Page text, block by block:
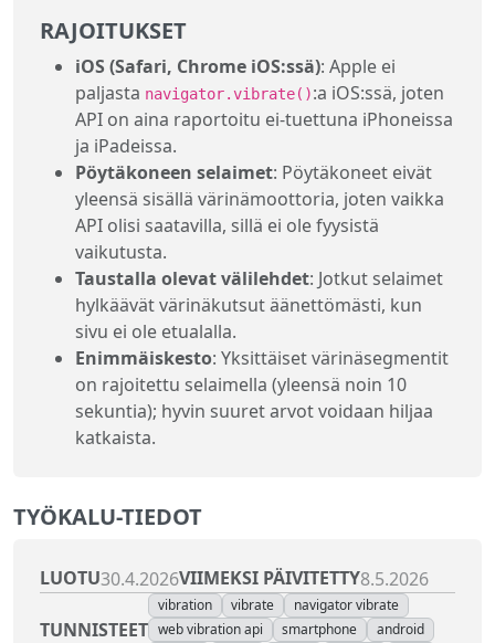
RAJOITUKSET
iOS (Safari, Chrome iOS:ssä): Apple ei
paljasta navigator.vibrate():a iOS:ssä, joten
API on aina raportoitu ei-tuettuna iPhoneissa
ja iPadeissa.
Pöytäkoneen selaimet: Pöytäkoneet eivät
yleensä sisällä värinämoottoria, joten vaikka
API olisi saatavilla, sillä ei ole fyysistä
vaikutusta.
Taustalla olevat välilehdet: Jotkut selaimet
hylkäävät värinäkutsut äänettömästi, kun
sivu ei ole etualalla.
Enimmäiskesto: Yksittäiset värinäsegmentit
on rajoitettu selaimella (yleensä noin 10
sekuntia); hyvin suuret arvot voidaan hiljaa
katkaista.
TYÖKALU-TIEDOT
LUOTU30.4.2026VIIMEKSI PÄIVITETTY8.5.2026
TUNNISTEET
vibration vibrate
navigator vibrate
web vibration api
smartphone
android